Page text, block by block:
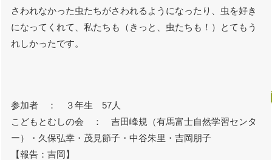
さわれなかった虫たちがさわれるようになったり、虫を好き
になってくれて、私たちも（きっと、虫たちも！）とてもう
れしかったです。
参加者 ： ３年生 57人
こどもとむしの会 ： 吉田峰規（有馬富士自然学習センタ
ー）・久保弘幸・茂見節子・中谷朱里・吉岡朋子
【報告：吉岡】